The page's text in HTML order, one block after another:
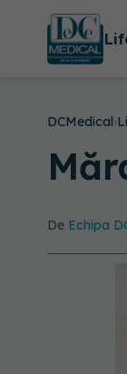
DCMedical›
De Echipa